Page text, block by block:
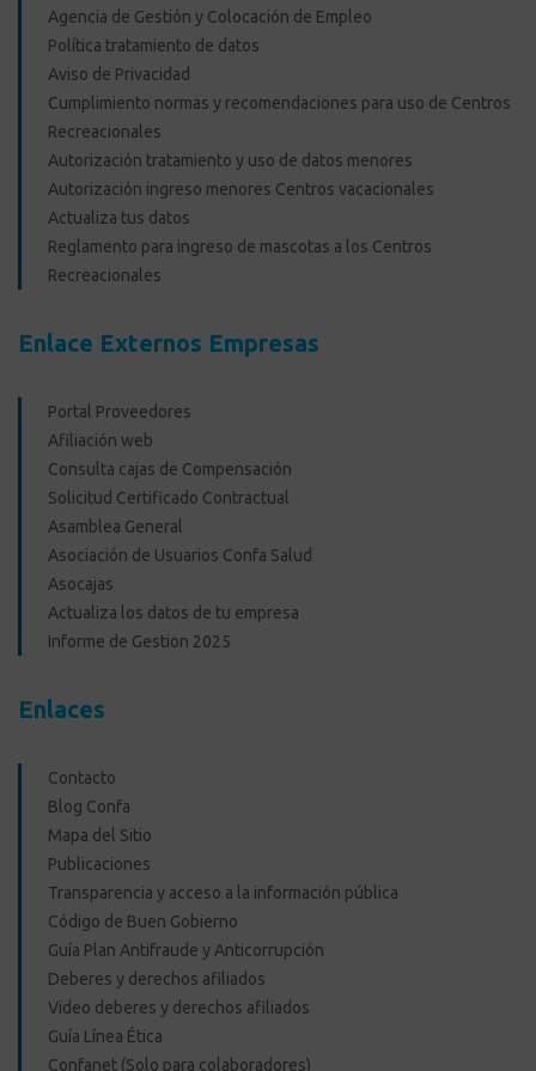
Agencia de Gestión y Colocación de Empleo
Política tratamiento de datos
Aviso de Privacidad
Cumplimiento normas y recomendaciones para uso de Centros
Recreacionales
Autorización tratamiento y uso de datos menores
Autorización ingreso menores Centros vacacionales
Actualiza tus datos
Reglamento para ingreso de mascotas a los Centros
Recreacionales
Enlace Externos Empresas
Portal Proveedores
Afiliación web
Consulta cajas de Compensación
Solicitud Certificado Contractual
Asamblea General
Asociación de Usuarios Confa Salud
Asocajas
Actualiza los datos de tu empresa
Informe de Gestion 2025
Enlaces
Contacto
Blog Confa
Mapa del Sitio
Publicaciones
Transparencia y acceso a la información pública
Código de Buen Gobierno
Guía Plan Antifraude y Anticorrupción
Deberes y derechos afiliados
Video deberes y derechos afiliados
Guía Línea Ética
Confanet (Solo para colaboradores)